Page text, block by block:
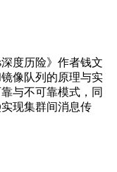
度历险》作者钱文
像队列的原理与实
与不可靠模式，同
现集群间消息传